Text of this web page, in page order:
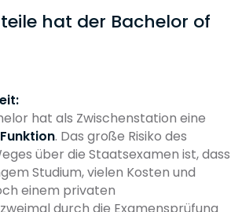
hat der Bachelor of
hat als Zwischenstation eine
. Das große Risiko des
über die Staatsexamen ist, dass
Studium, vielen Kosten und
einem privaten
durch die Examensprüfung